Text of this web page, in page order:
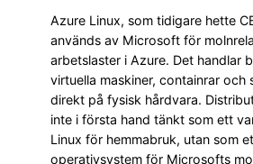
Azure Linux, som tidigare hette
används av Microsoft för
arbetslaster i Azure. Det handlar
virtuella maskiner, containrar och
direkt på fysisk hårdvara.
inte i första hand tänkt som ett
Linux för hemmabruk, utan som
operativsystem för Microsofts